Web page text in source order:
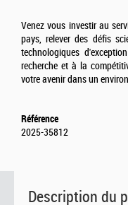
Description du
Venez vous investir au
pays, relever des défis
technologiques
recherche et à la
votre avenir dans un
Référence
2025-35812